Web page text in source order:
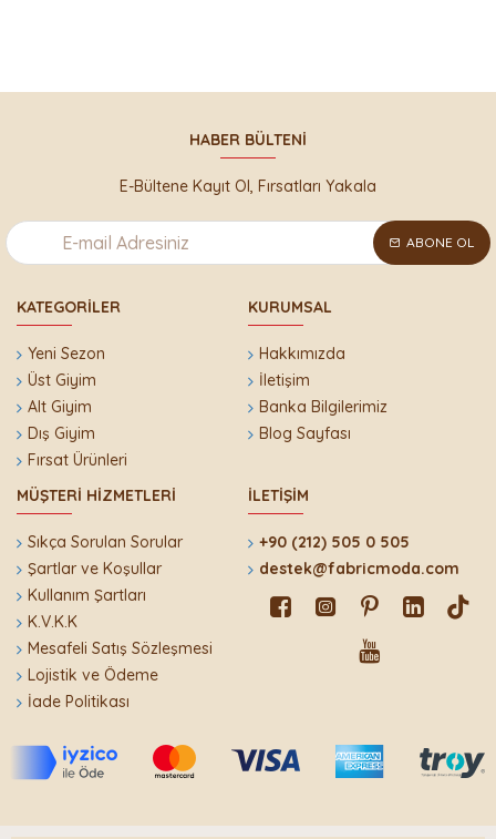
HABER BÜLTENI
E-Bültene Kayıt Ol, Fırsatları Yakala
ABONE OL
KATEGORILER
Yeni Sezon
Üst Giyim
Alt Giyim
Dış Giyim
Fırsat Ürünleri
KURUMSAL
Hakkımızda
İletişim
Banka Bilgilerimiz
Blog Sayfası
MÜŞTERI HIZMETLERI
Sıkça Sorulan Sorular
Şartlar ve Koşullar
Kullanım Şartları
K.V.K.K
Mesafeli Satış Sözleşmesi
Lojistik ve Ödeme
İade Politikası
İLETIŞIM
+90 (212) 505 0 505
destek@fabricmoda.com